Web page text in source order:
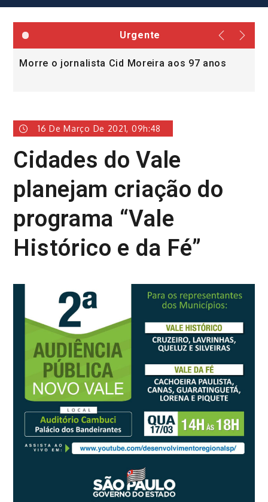
Urgente
Morre o jornalista Cid Moreira aos 97 anos
16 De Março De 2021, 09h:48
Cidades do Vale
planejam criação do
programa “Vale
Histórico e da Fé”